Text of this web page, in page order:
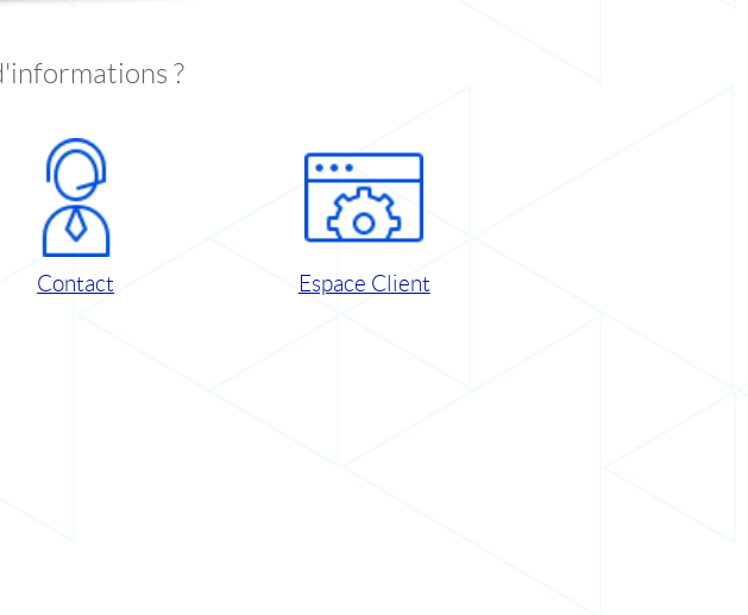
?
Contact Espace Client